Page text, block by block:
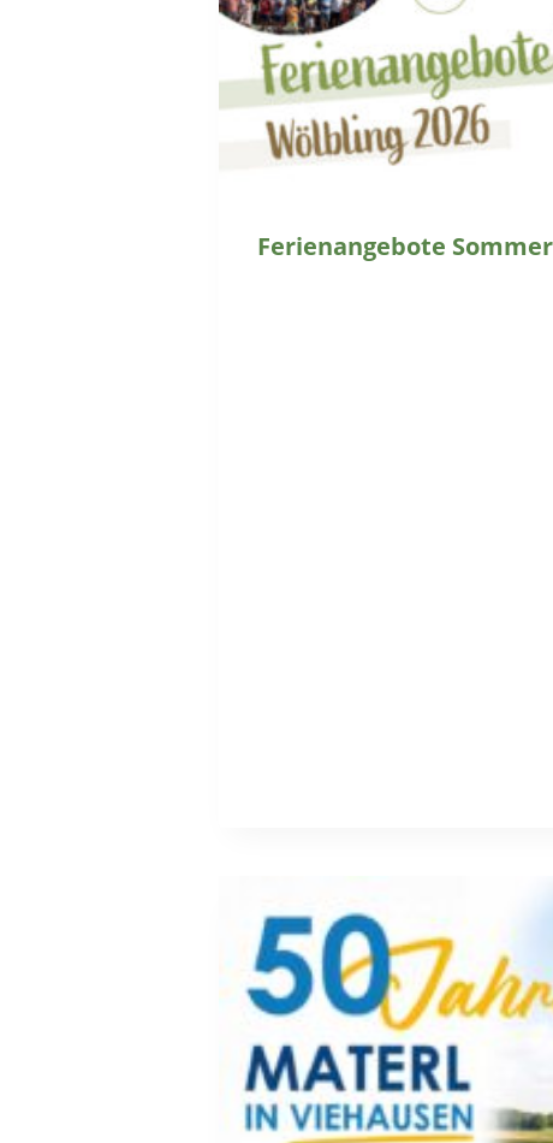
Ferienangebote